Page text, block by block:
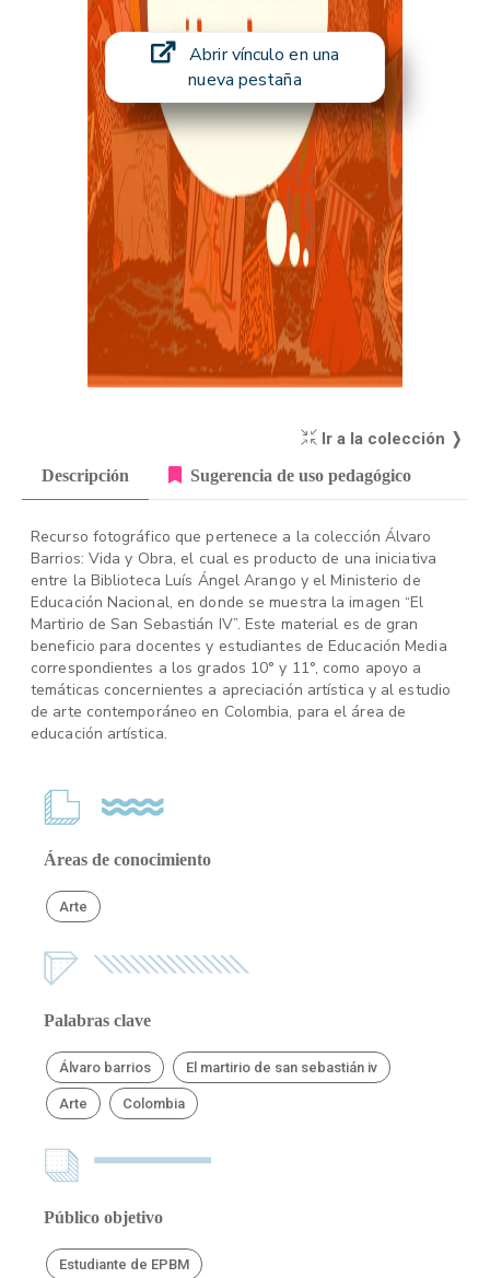
Abrir vínculo en una
nueva pestaña
Ir a la colección ❭
Descripción Sugerencia de uso pedagógico
Recurso fotográfico que pertenece a la colección Álvaro
Barrios: Vida y Obra, el cual es producto de una iniciativa
entre la Biblioteca Luís Ángel Arango y el Ministerio de
Educación Nacional, en donde se muestra la imagen “El
Martirio de San Sebastián IV”. Este material es de gran
beneficio para docentes y estudiantes de Educación Media
correspondientes a los grados 10° y 11°, como apoyo a
temáticas concernientes a apreciación artística y al estudio
de arte contemporáneo en Colombia, para el área de
educación artística.
Áreas de conocimiento
Arte
Palabras clave
Álvaro barrios El martirio de san sebastián iv
Arte Colombia
Público objetivo
Estudiante de EPBM